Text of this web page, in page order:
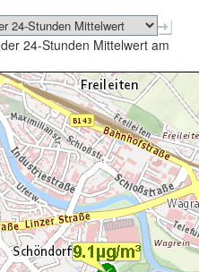
24-Stunden Mittelwert am